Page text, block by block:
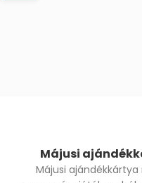
Májusi
Májusi